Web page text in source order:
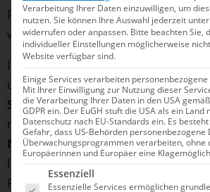
Premiere bei Olympia noch
warten.
Im Duett holten hinter den
und Wang Qianyi
ShortmanundIsabelle Thorpe
niederländischen
Noortje de Brouwerdie weiteren
lediglich 0,1404 Punkte
Farbverteilung. Für beide Länder
Verarbeitung Ihrer Daten einzuwilligen, um
nutzen.Sie können Ihre Auswahl jederzeit unter
widerrufen oder anpassen. Bitte beachten Sie,
individueller Einstellungen möglicherweise
Website verfügbar sind.
Einige Services verarbeiten
Mit Ihrer Einwilligung zur Nutzung dieser
die Verarbeitung Ihrer Daten in den USA
GDPR ein. Der EuGH stuft die USA als ein
Datenschutz nach EU-Standards ein. Es
Gefahr, dass US-Behörden personenbezogene
Überwachungsprogrammen verarbeiten, ohne
Europäerinnen und Europäer eine
Es folgt eine Liste der
Essenziell
Essenzielle Services ermöglichen